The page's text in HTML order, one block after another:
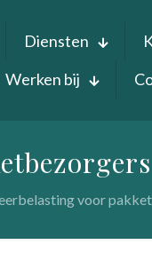
Diensten
Werken bij
voor